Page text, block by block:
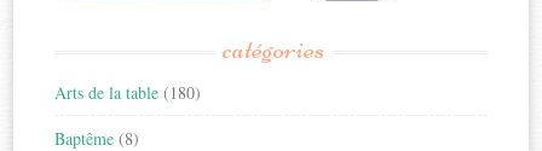
catégories
Arts de la table (180)
Baptême (8)